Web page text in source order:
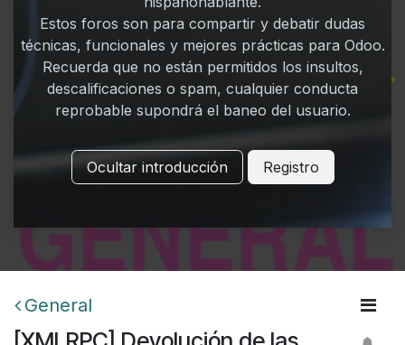
Estos foros son para compartir y debatir dudas
técnicas, funcionales y mejores prácticas para Odoo.
Recuerda que no están permitidos los insultos,
descalificaciones o spam, cualquier conducta
reprobable supondrá el baneo del usuario.
Ocultar introducción Registro
General